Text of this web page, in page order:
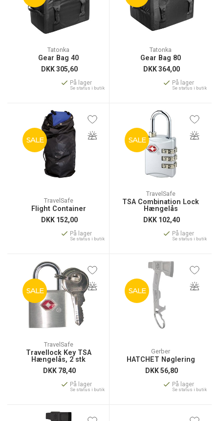
Tatonka
Gear Bag 40
DKK305,60
På lager
Se status i butik
Tatonka
Gear Bag 80
DKK364,00
På lager
Se status i butik
SALE
TravelSafe
Flight Container
DKK 152,00
På lager
Se status i butik
SALE
TravelSafe
TSA Combination Lock
Hængelås
DKK 102,40
På lager
Se status i butik
SALE
TravelSafe
Travellock Key TSA
Hængelås, 2 stk
DKK 78,40
På lager
Se status i butik
SALE
Gerber
HATCHET Nøglering
DKK56,80
På lager
Se status i butik